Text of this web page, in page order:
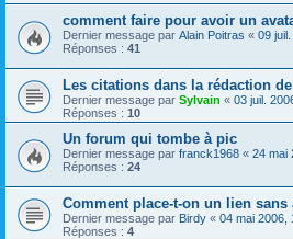
comment faire pour avoir un
Dernier message par Alain Poitras « 09
Réponses : 41
Les citations dans la rédaction
Dernier message par Sylvain « 03 juil.
Réponses : 10
Un forum qui tombe à pic
Dernier message par franck1968 « 24 mai
Réponses : 24
Comment place-t-on un lien
Dernier message par Birdy « 04 mai 2006,
Réponses : 4